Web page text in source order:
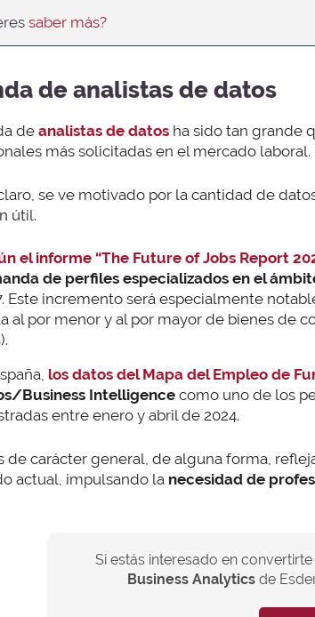
saber más?
de analistas de datos
de analistas de datos ha sido tan grande
más solicitadas en el mercado laboral.
se ve motivado por la cantidad de
útil.
el informe “The Future of Jobs Report
de perfiles especializados en el
Este incremento será especialmente
al por menor y al por mayor de bienes de
los datos del Mapa del Empleo de
Business Intelligence como uno de los
entre enero y abril de 2024.
de carácter general, de alguna forma,
actual, impulsando la necesidad de
Si estás interesado en
Business Analytics de